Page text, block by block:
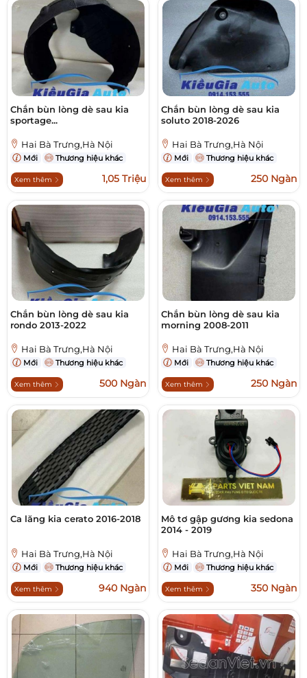
Chắn bùn lòng dè sau kia
sportage...
Hai Bà Trưng,Hà Nội
Mới Thương hiệu khác
Xem thêm 1,05 Triệu
Chắn bùn lòng dè sau kia
soluto 2018-2026
Hai Bà Trưng,Hà Nội
Mới Thương hiệu khác
Xem thêm 250 Ngàn
Chắn bùn lòng dè sau kia
rondo 2013-2022
Hai Bà Trưng,Hà Nội
Mới Thương hiệu khác
Xem thêm 500 Ngàn
Chắn bùn lòng dè sau kia
morning 2008-2011
Hai Bà Trưng,Hà Nội
Mới Thương hiệu khác
Xem thêm 250 Ngàn
Ca lăng kia cerato 2016-2018
Hai Bà Trưng,Hà Nội
Mới Thương hiệu khác
Xem thêm 940 Ngàn
Mô tơ gập gương kia sedona
2014 - 2019
Hai Bà Trưng,Hà Nội
Mới Thương hiệu khác
Xem thêm 350 Ngàn